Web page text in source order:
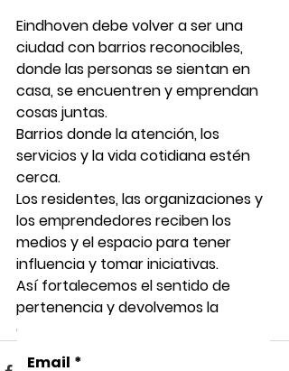
Eindhoven debe volver a ser una
ciudad con barrios reconocibles,
donde las personas se sientan en
casa, se encuentren y emprendan
cosas juntas.
Barrios donde la atención, los
servicios y la vida cotidiana estén
cerca.
Los residentes, las organizaciones y
los emprendedores reciben los
medios y el espacio para tener
influencia y tomar iniciativas.
Así fortalecemos el sentido de
pertenencia y devolvemos la
cohesión a la ciudad.
Email *